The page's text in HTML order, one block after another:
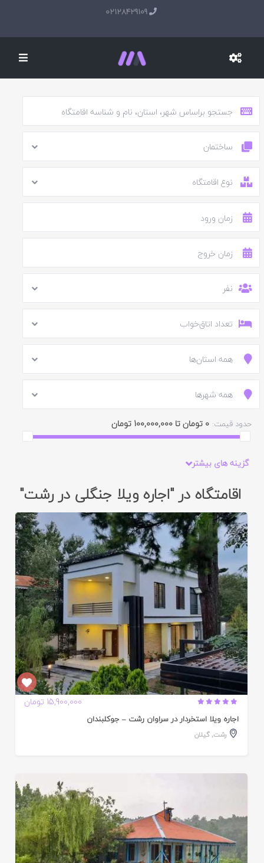
02128429109
ساختمان
نوع اقامتگاه
نفر
تعداد اتاق‌خواب
همه استان‌ها
همه شهرها
حدود قیمت: 0 تومان تا 100,000,000 تومان
گزینه های بیشتر
اقامتگاه در "اجاره ویلا جنگلی در رشت"
15,900,000 تومان
اجاره ویلا استخردار در سراوان رشت – جوکلبندان
رشت,گیلان